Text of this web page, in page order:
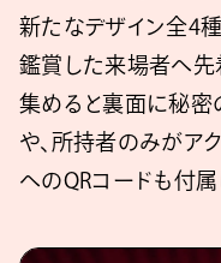
新たなデザイン全4
鑑賞した来場者へ先
集めると裏面に秘密
や、所持者のみがア
へのQRコードも付属